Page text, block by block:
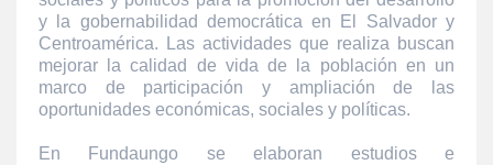
y la gobernabilidad democrática en El Salvador y
Centroamérica. Las actividades que realiza buscan
mejorar la calidad de vida de la población en un
marco de participación y ampliación de las
oportunidades económicas, sociales y políticas.
En Fundaungo se elaboran estudios e